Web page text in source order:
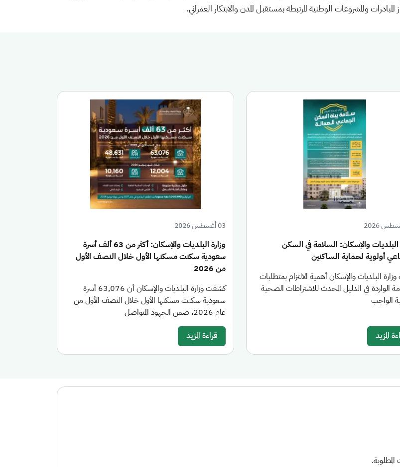
والمشروعات الوطنية المرتبطة بمستقبل المدن والابتكار العمراني.
البلديات والإسكان: السلامة في السكن
أولوية لحماية الساكنين
البلديات والإسكان أهمية الالتزام بمتطلبات
الواردة في الدليل المحدث للاشتراطات الصحية
الواجب
المزيد
03 أغسطس 2026
وزارة البلديات والإسكان: أكثر من 63 ألف أسرة
سعودية سكنت مسكنها الأول خلال النصف الأول
من 2026
كشفت وزارة البلديات والإسكان أن 63,076 أسرة
سعودية سكنت مسكنها الأول خلال النصف الأول من
عام 2026، ضمن الجهود المتواصل
قراءة المزيد